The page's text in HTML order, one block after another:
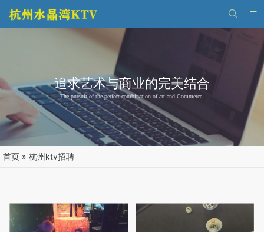


追求艺术与商业的完美结合
The pursuit of the perfect combination of art and Commerce.
首页 » 杭州ktv招聘